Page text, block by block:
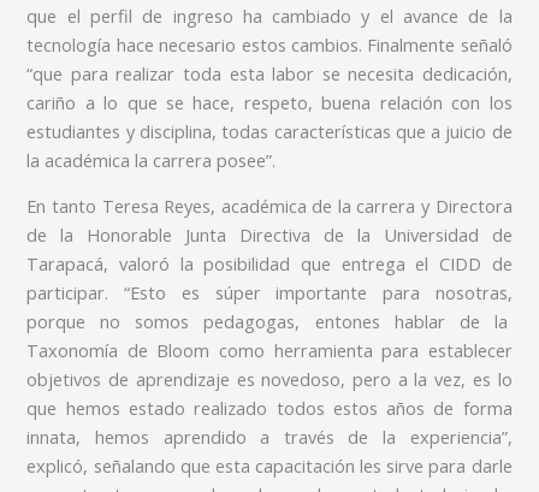
que el perfil de ingreso ha cambiado y el avance de la
tecnología hace necesario estos cambios. Finalmente señaló
“que para realizar toda esta labor se necesita dedicación,
cariño a lo que se hace, respeto, buena relación con los
estudiantes y disciplina, todas características que a juicio de
la académica la carrera posee”.
En tanto Teresa Reyes, académica de la carrera y Directora
de la Honorable Junta Directiva de la Universidad de
Tarapacá, valoró la posibilidad que entrega el CIDD de
participar. “Esto es súper importante para nosotras,
porque no somos pedagogas, entones hablar de la
Taxonomía de Bloom como herramienta para establecer
objetivos de aprendizaje es novedoso, pero a la vez, es lo
que hemos estado realizado todos estos años de forma
innata, hemos aprendido a través de la experiencia”,
explicó, señalando que esta capacitación les sirve para darle